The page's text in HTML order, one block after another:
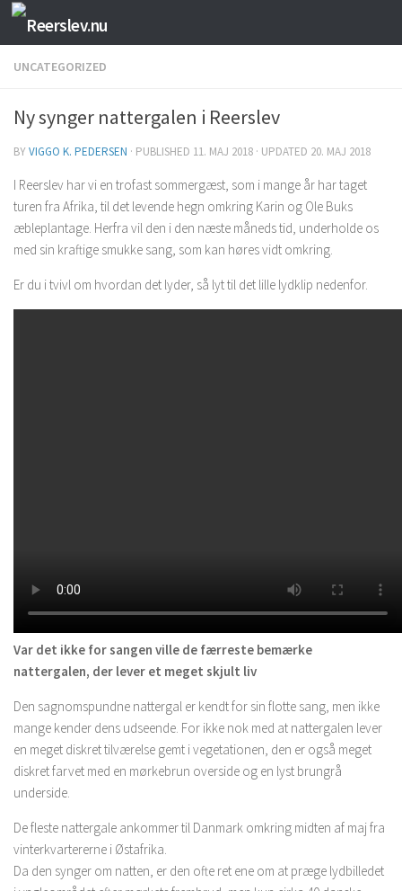
Skip to content
UNCATEGORIZED
Ny synger nattergalen i Reerslev
BYVIGGO K. PEDERSEN · PUBLISHED 11. MAJ 2018 · UPDATED 20. MAJ 2018
I Reerslev har vi en trofast sommergæst, som i mange år har taget
turen fra Afrika, til det levende hegn omkring Karin og Ole Buks
æbleplantage. Herfra vil den i den næste måneds tid, underholde os
med sin kraftige smukke sang, som kan høres vidt omkring.
Er du i tvivl om hvordan det lyder, så lyt til det lille lydklip nedenfor.
Var det ikke for sangen ville de færreste bemærke
nattergalen, der lever et meget skjult liv
Den sagnomspundne nattergal er kendt for sin flotte sang, men ikke
mange kender dens udseende. For ikke nok med at nattergalen lever
en meget diskret tilværelse gemt i vegetationen, den er også meget
diskret farvet med en mørkebrun overside og en lyst brungrå
underside.
De fleste nattergale ankommer til Danmark omkring midten af maj fra
vinterkvartererne i Østafrika.
Da den synger om natten, er den ofte ret ene om at præge lydbilledet